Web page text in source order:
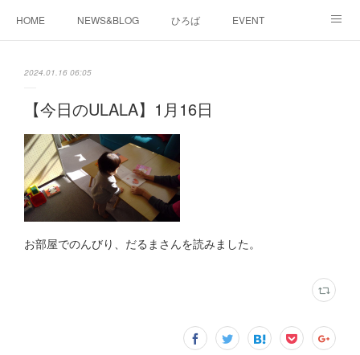
HOME NEWS&BLOG ひろば EVENT
2024.01.16 06:05
【今日のULALA】1月16日
お部屋でのんびり、だるまさんを読みました。